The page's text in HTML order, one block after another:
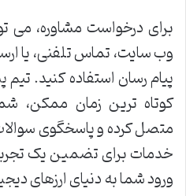
برای درخواست مشاوره، می
وب سایت، تماس تلفنی، یا
پیام رسان استفاده کنید. تیم
کوتاه ترین زمان ممکن،
متصل کرده و پاسخگوی
خدمات برای تضمین یک
ورود شما به دنیای ارزهای